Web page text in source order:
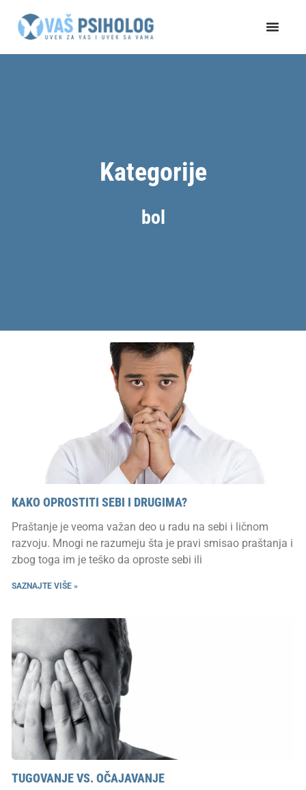
Kategorije
bol
KAKO OPROSTITI SEBI I DRUGIMA?
Praštanje je veoma važan deo u radu na sebi i ličnom
razvoju. Mnogi ne razumeju šta je pravi smisao praštanja i
zbog toga im je teško da oproste sebi ili
SAZNAJTE VIŠE »
TUGOVANJE VS. OČAJAVANJE